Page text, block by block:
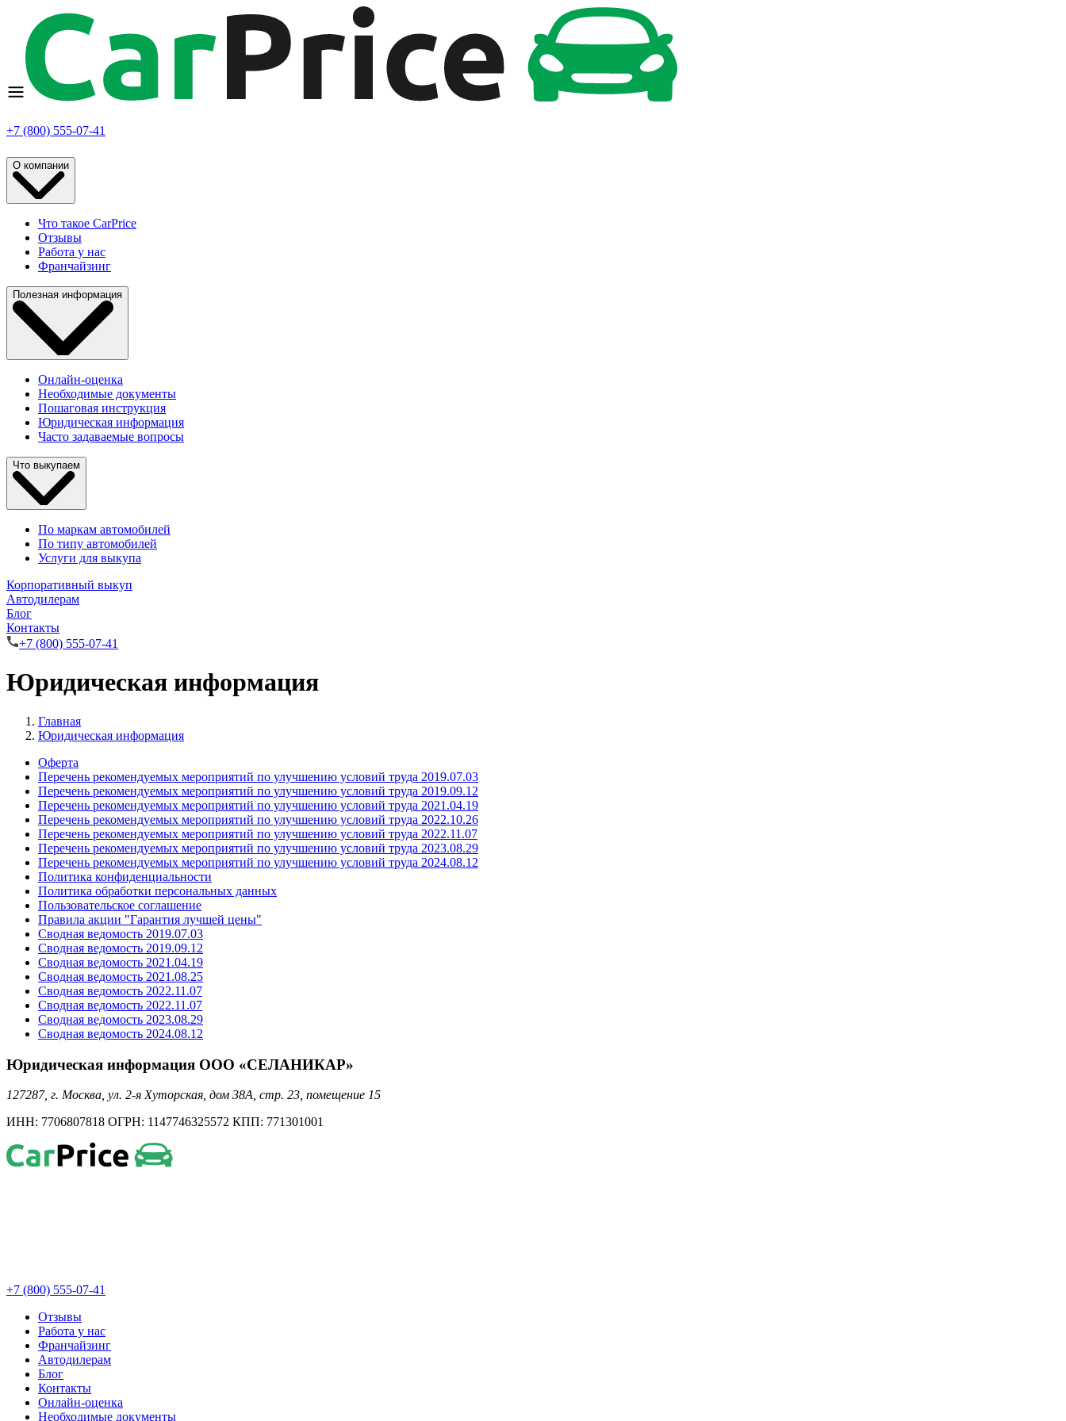
+7 (800) 555-07-41
О компании
Что такое CarPrice
Отзывы
Работа у нас
Франчайзинг
Полезная информация
Онлайн-оценка
Необходимые документы
Пошаговая инструкция
Юридическая информация
Часто задаваемые вопросы
Что выкупаем
По маркам автомобилей
По типу автомобилей
Услуги для выкупа
Корпоративный выкуп
Автодилерам
Блог
Контакты
+7 (800) 555-07-41
Юридическая информация
Главная
Юридическая информация
Оферта
Перечень рекомендуемых мероприятий по улучшению условий труда 2019.07.03
Перечень рекомендуемых мероприятий по улучшению условий труда 2019.09.12
Перечень рекомендуемых мероприятий по улучшению условий труда 2021.04.19
Перечень рекомендуемых мероприятий по улучшению условий труда 2022.10.26
Перечень рекомендуемых мероприятий по улучшению условий труда 2022.11.07
Перечень рекомендуемых мероприятий по улучшению условий труда 2023.08.29
Перечень рекомендуемых мероприятий по улучшению условий труда 2024.08.12
Политика конфиденциальности
Политика обработки персональных данных
Пользовательское соглашение
Правила акции "Гарантия лучшей цены"
Сводная ведомость 2019.07.03
Сводная ведомость 2019.09.12
Сводная ведомость 2021.04.19
Сводная ведомость 2021.08.25
Сводная ведомость 2022.11.07
Сводная ведомость 2022.11.07
Сводная ведомость 2023.08.29
Сводная ведомость 2024.08.12
Юридическая информация ООО «СЕЛАНИКАР»
127287, г. Москва, ул. 2-я Хуторская, дом 38А, стр. 23, помещение 15
ИНН: 7706807818 ОГРН: 1147746325572 КПП: 771301001
+7 (800) 555-07-41
Отзывы
Работа у нас
Франчайзинг
Автодилерам
Блог
Контакты
Онлайн-оценка
Необходимые документы